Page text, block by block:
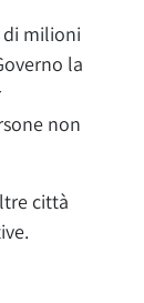
di milioni
la
non
città